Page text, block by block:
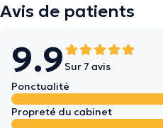
Avis de patients
9.9 Sur 7 avis
Ponctualité
Propreté du cabinet